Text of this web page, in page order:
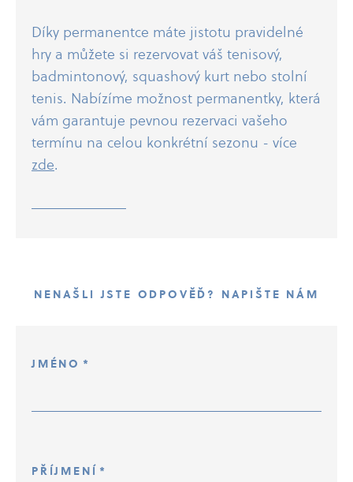
Díky permanentce máte jistotu pravidelné
hry a můžete si rezervovat váš tenisový,
badmintonový, squashový kurt nebo stolní
tenis. Nabízíme možnost permanentky, která
vám garantuje pevnou rezervaci vašeho
termínu na celou konkrétní sezonu - více
zde.
NENAŠLI JSTE ODPOVĚĎ? NAPIŠTE NÁM
JMÉNO *
PŘÍJMENÍ *